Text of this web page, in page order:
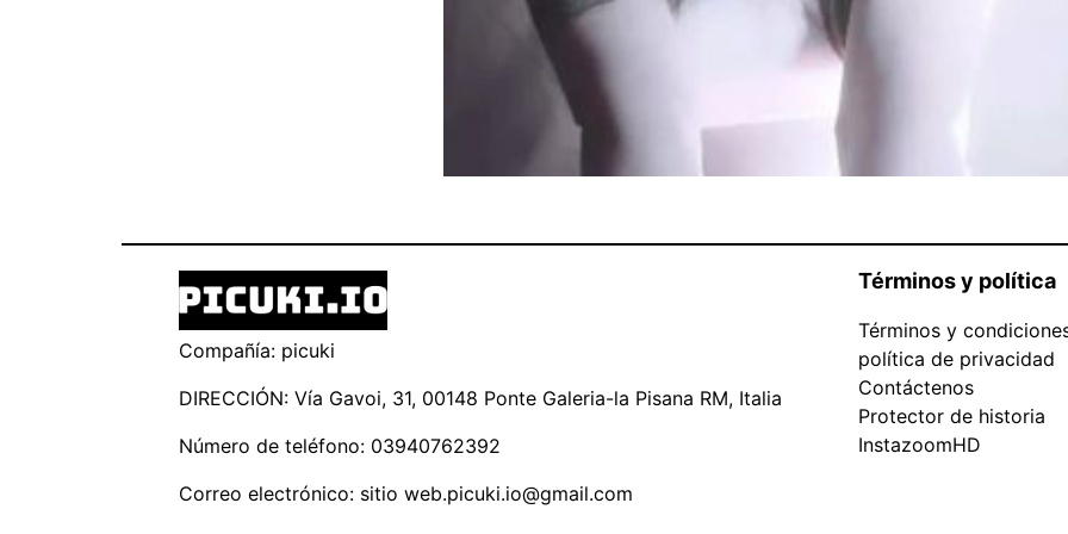
Compañía: picuki
DIRECCIÓN: Vía Gavoi, 31, 00148 Ponte Galeria-la Pisana RM, Italia
Número de teléfono: 03940762392
Correo electrónico: sitio web.picuki.io@gmail.com
Términos y política
Términos y
política de privacidad
Contáctenos
Protector de historia
InstazoomHD